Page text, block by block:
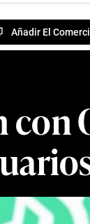
Añadir El
con